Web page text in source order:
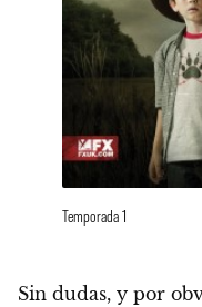
Temporada 1
Sin dudas, y por